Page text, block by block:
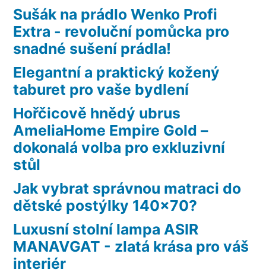
Sušák na prádlo Wenko Profi
Extra - revoluční pomůcka pro
snadné sušení prádla!
Elegantní a praktický kožený
taburet pro vaše bydlení
Hořčicově hnědý ubrus
AmeliaHome Empire Gold –
dokonalá volba pro exkluzivní
stůl
Jak vybrat správnou matraci do
dětské postýlky 140×70?
Luxusní stolní lampa ASIR
MANAVGAT - zlatá krása pro váš
interiér